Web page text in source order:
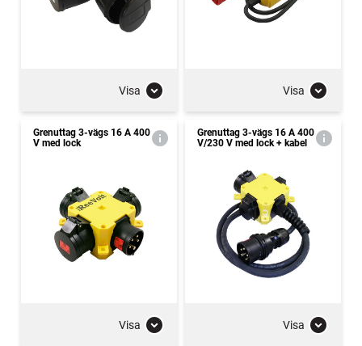
Visa Visa
Grenuttag 3-vägs 16 A 400
V med lock
Visa
Grenuttag 3-vägs 16 A 400
V/230 V med lock + kabel
Visa